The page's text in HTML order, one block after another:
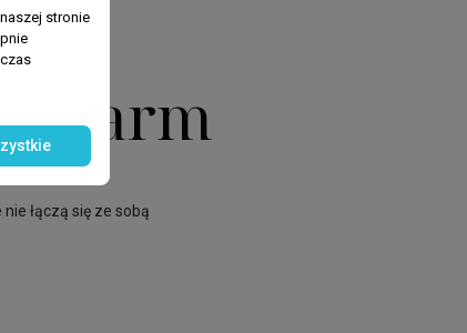
łączą się ze sobą
stronie